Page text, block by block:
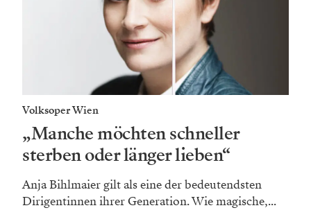
Volksoper Wien
„Manche möchten schneller
sterben oder länger lieben“
Anja Bihlmaier gilt als eine der bedeutendsten
Dirigentinnen ihrer Generation. Wie magische,...